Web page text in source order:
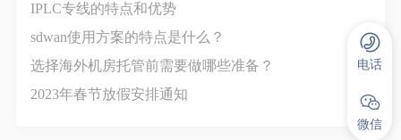
IPLC专线的特点和优势
sdwan使用方案的特点是什么？
选择海外机房托管前需要做哪些准备？
2023年春节放假安排通知
电话
微信